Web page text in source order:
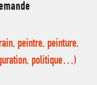
peintre, peinture,
politique…)